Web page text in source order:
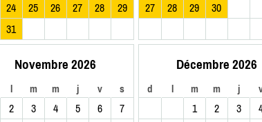
24 25 26 27 28
29
31
27
28 29 30
Novembre 2026
l m m j v s
2 3 4 5 6
7
Décembre 2026
d l m m j
1 2 3